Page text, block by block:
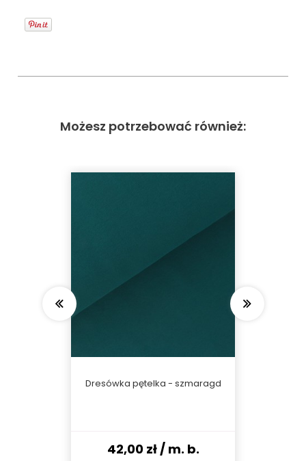
Możesz potrzebować również:
Dresówka pętelka - szmaragd
42,00 zł/ m. b.